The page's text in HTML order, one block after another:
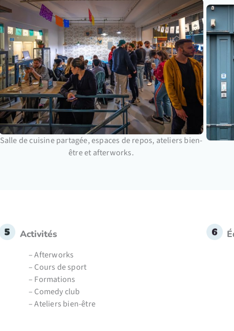
Salle de cuisine partagée, espaces de repos, ateliers bien-
être et afterworks.
Activités
– Afterworks
– Cours de sport
– Formations
– Comedy club
– Ateliers bien-être